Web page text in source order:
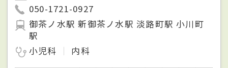
050-1721-0927
御茶ノ水駅 新御茶ノ水駅 淡路町駅 小川町
駅
小児科
内科